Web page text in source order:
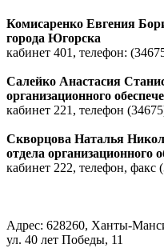
Комисаренко Евгения
города Югорска
кабинет 401, телефон:
Салейко Анастасия
организационного
кабинет 221, телефон
Скворцова Наталья
отдела организационного
кабинет 222, телефон, факс
Адрес: 628260, Ханты-
ул. 40 лет Победы, 11